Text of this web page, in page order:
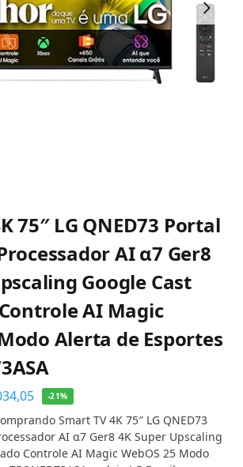
75″ LG QNED73 Portal
AI α7 Ger8
Google Cast
AI Magic
Alerta de Esportes
-21%
Smart TV 4K 75″ LG QNED73
AI α7 Ger8 4K Super Upscaling
Controle AI Magic WebOS 25 Modo